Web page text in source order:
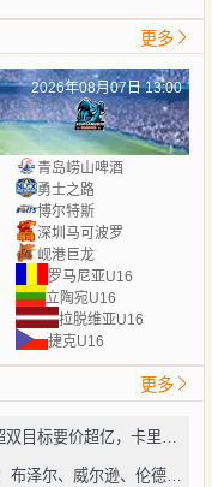
更多
2026年08月07日 13:00
青岛崂山啤酒
勇士之路
博尔特斯
深圳马可波罗
岘港巨龙
罗马尼亚U16
立陶宛U16
拉脱维亚U16
捷克U16
更多
Bleacher Report晒2026届新秀夏联评分：布泽尔、威尔逊、伦德博格摘A